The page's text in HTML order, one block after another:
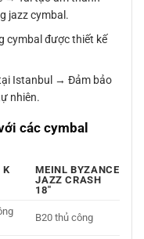
jazz cymbal.
cymbal được thiết kế
Istanbul → Đảm bảo
nhiên.
các cymbal
K
MEINL BYZANCE
JAZZ CRASH
18″
B20 thủ công